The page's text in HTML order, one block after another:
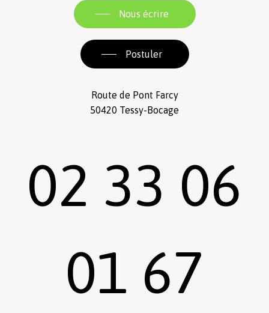
Nous écrire
Postuler
Route de Pont Farcy
50420 Tessy-Bocage
02 33 06
01 67